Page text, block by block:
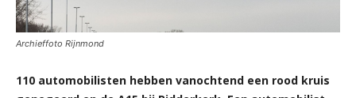
Archieffoto Rijnmond
110 automobilisten hebben vanochtend een rood kruis